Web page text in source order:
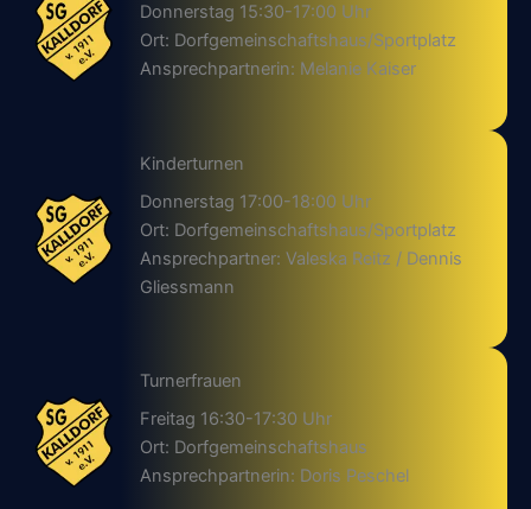
Donnerstag 15:30-17:00 Uhr
Ort: Dorfgemeinschaftshaus/Sportplatz
Ansprechpartnerin: Melanie Kaiser
Kinderturnen
Donnerstag 17:00-18:00 Uhr
Ort: Dorfgemeinschaftshaus/Sportplatz
Ansprechpartner: Valeska Reitz / Dennis
Gliessmann
Turnerfrauen
Freitag 16:30-17:30 Uhr
Ort: Dorfgemeinschaftshaus
Ansprechpartnerin: Doris Peschel